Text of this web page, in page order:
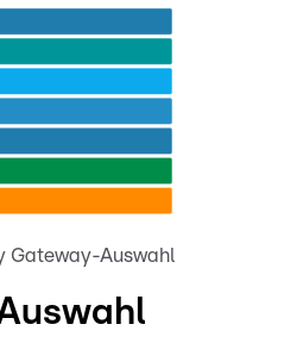
Gateway-Auswahl